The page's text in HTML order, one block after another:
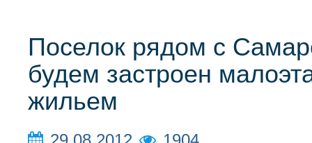
Поселок рядом с
будем застроен
жильем